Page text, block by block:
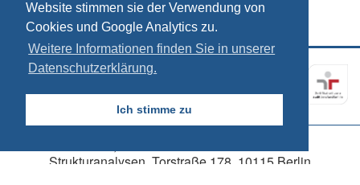
Website stimmen sie der Verwendung von
Cookies und Google Analytics zu.
Weitere Informationen finden Sie in unserer
Datenschutzerklärung.
Ich stimme zu
Datenschutz
Strukturanalysen, Torstraße 178, 10115 Berlin